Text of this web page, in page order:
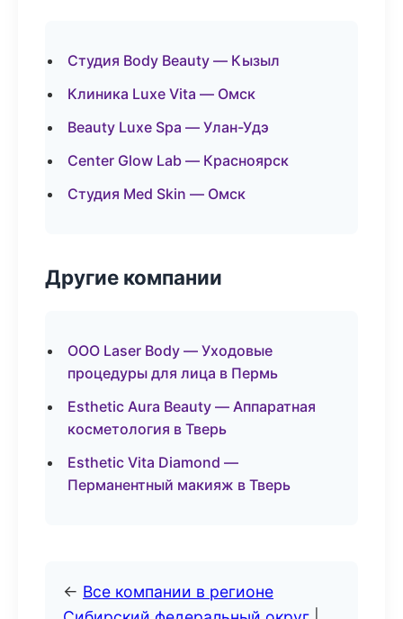
Студия Body Beauty — Кызыл
Клиника Luxe Vita — Омск
Beauty Luxe Spa — Улан-Удэ
Center Glow Lab — Красноярск
Студия Med Skin — Омск
Другие компании
ООО Laser Body — Уходовые
процедуры для лица в Пермь
Esthetic Aura Beauty — Аппаратная
косметология в Тверь
Esthetic Vita Diamond —
Перманентный макияж в Тверь
← Все компании в регионе